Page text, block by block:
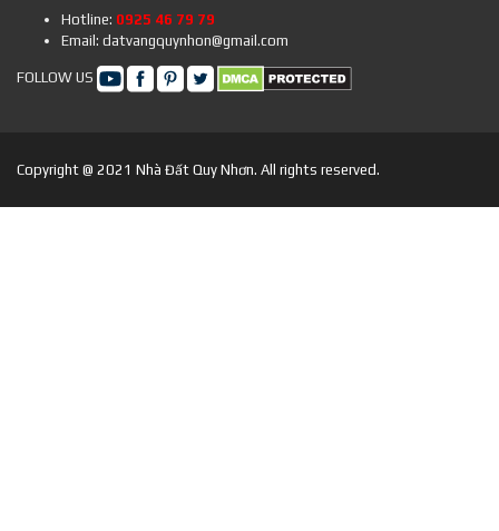
Hotline: 0925 46 79 79
Email: datvangquynhon@gmail.com
FOLLOW US
Copyright @ 2021 Nhà Đất Quy Nhơn. All rights reserved.